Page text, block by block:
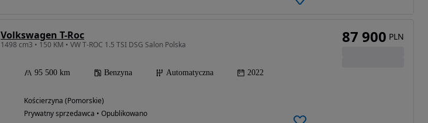
Volkswagen T-Roc
1498 cm3 • 150 KM • VW T-ROC 1.5 TSI DSG Salon Polska
95 500 km Benzyna Automatyczna 2022
Kościerzyna (Pomorskie)
Prywatny sprzedawca • Opublikowano
87 900 PLN